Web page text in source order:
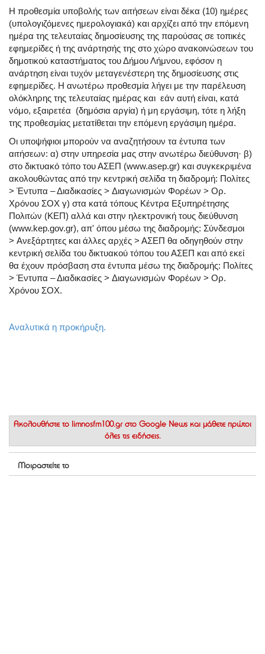
Η προθεσμία υποβολής των αιτήσεων είναι δέκα (10) ημέρες
(υπολογιζόμενες ημερολογιακά) και αρχίζει από την επόμενη
ημέρα της τελευταίας δημοσίευσης της παρούσας σε τοπικές
εφημερίδες ή της ανάρτησής της στο χώρο ανακοινώσεων του
δημοτικού καταστήματος του Δήμου Λήμνου, εφόσον η
ανάρτηση είναι τυχόν μεταγενέστερη της δημοσίευσης στις
εφημερίδες. Η ανωτέρω προθεσμία λήγει με την παρέλευση
ολόκληρης της τελευταίας ημέρας και εάν αυτή είναι, κατά
νόμο, εξαιρετέα (δημόσια αργία) ή μη εργάσιμη, τότε η λήξη
της προθεσμίας μετατίθεται την επόμενη εργάσιμη ημέρα.
Οι υποψήφιοι μπορούν να αναζητήσουν τα έντυπα των
αιτήσεων: α) στην υπηρεσία μας στην ανωτέρω διεύθυνση· β)
στο δικτυακό τόπο του ΑΣΕΠ (www.asep.gr) και συγκεκριμένα
ακολουθώντας από την κεντρική σελίδα τη διαδρομή: Πολίτες
> Έντυπα – Διαδικασίες > Διαγωνισμών Φορέων > Ορ.
Χρόνου ΣΟΧ γ) στα κατά τόπους Κέντρα Εξυπηρέτησης
Πολιτών (ΚΕΠ) αλλά και στην ηλεκτρονική τους διεύθυνση
(www.kep.gov.gr), απ' όπου μέσω της διαδρομής: Σύνδεσμοι
> Ανεξάρτητες και άλλες αρχές > ΑΣΕΠ θα οδηγηθούν στην
κεντρική σελίδα του δικτυακού τόπου του ΑΣΕΠ και από εκεί
θα έχουν πρόσβαση στα έντυπα μέσω της διαδρομής: Πολίτες
> Έντυπα – Διαδικασίες > Διαγωνισμών Φορέων > Ορ.
Χρόνου ΣΟΧ.
Αναλυτικά η προκήρυξη.
Ακολουθήστε το limnosfm100.gr στο Google News και μάθετε πρώτοι
όλες τις ειδήσεις.
Μοιραστείτε το